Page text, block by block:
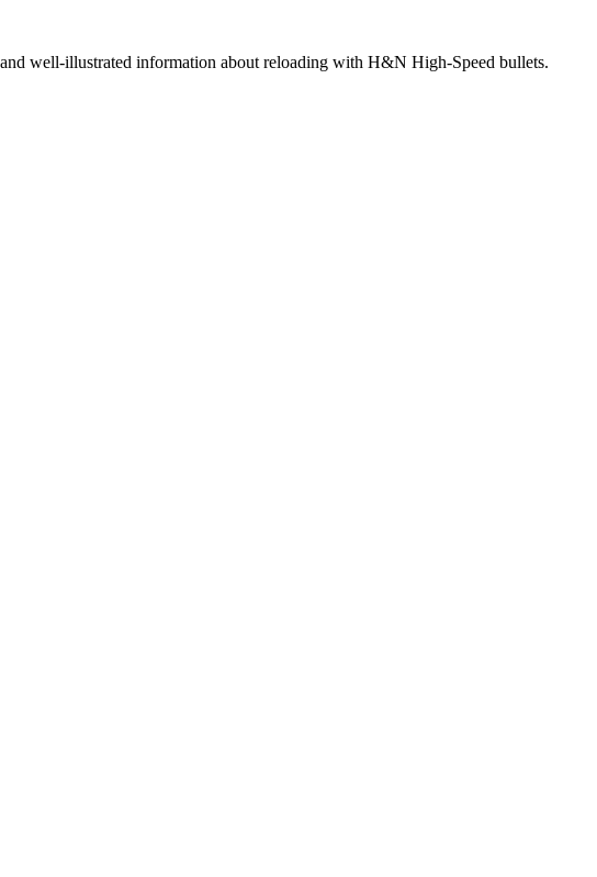
well-illustrated information about reloading with H&N High-Speed bullets.